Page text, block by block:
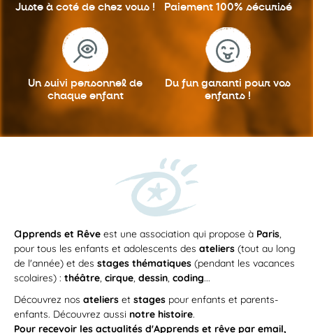
Juste à coté de chez vous ! Paiement 100% sécurisé
Un suivi personnel de
chaque enfant
Du fun garanti pour vos
enfants !
apprends et Rêve est une association qui propose à Paris,
pour tous les enfants et adolescents des ateliers (tout au long
de l'année) et des stages thématiques (pendant les vacances
scolaires) : théâtre, cirque, dessin, coding...
Découvrez nos ateliers et stages pour enfants et parents-
enfants. Découvrez aussi notre histoire.
Pour recevoir les actualités d'Apprends et rêve par email,